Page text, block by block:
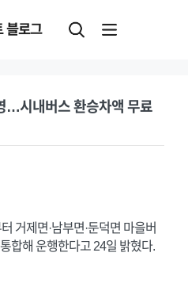
블로그
…시내버스 환승차액 무료
거제면·남부면·둔덕면 마을버
합해 운행한다고 24일 밝혔다.